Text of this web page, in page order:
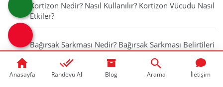
Kortizon Nedir? Nasıl Kullanılır? Kortizon Vücudu Nasıl
Etkiler?
Bağırsak Sarkması Nedir? Bağırsak Sarkması Belirtileri
Anasayfa Randevu Al Blog Arama İletişim